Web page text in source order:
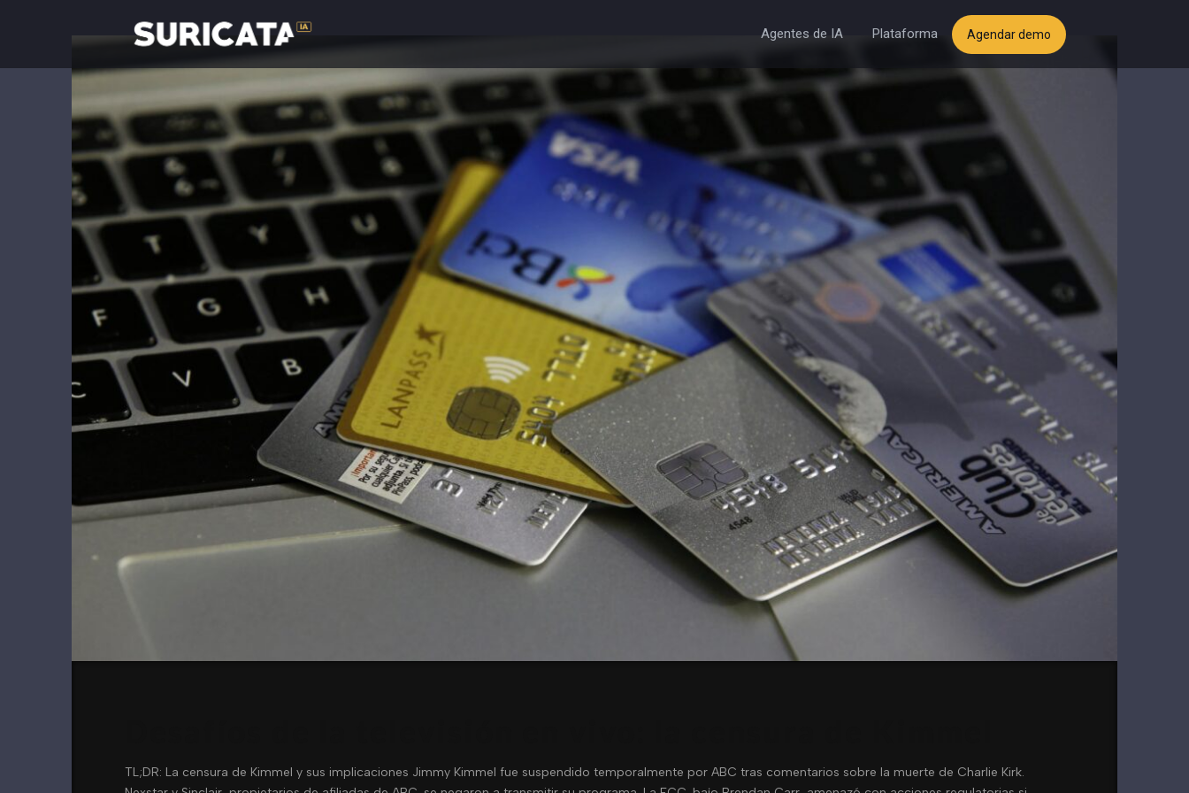
Agentes de IA Plataforma Agendar demo
TL;DR: La censura de Kimmel y sus implicaciones Jimmy Kimmel fue suspendido temporalmente por ABC tras comentarios sobre la muerte de Charlie Kirk.